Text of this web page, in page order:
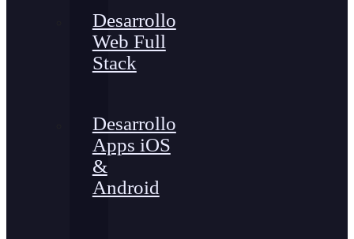
Desarrollo
Web Full
Stack
Desarrollo
Apps iOS
&
Android